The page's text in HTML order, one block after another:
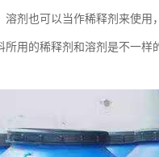
溶剂也可以当作稀释剂来使用
所用的稀释剂和溶剂是不一